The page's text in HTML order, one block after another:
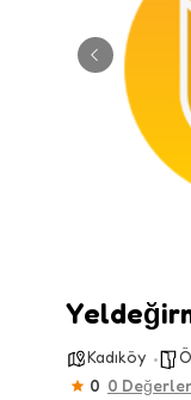
Kadıköy
0 0